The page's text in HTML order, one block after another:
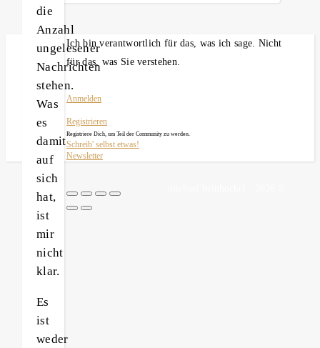
die
Anzahl
ungelesener
Nachrichten
stehen.
Was
es
damit
auf
sich
hat,
ist
mir
nicht
klar.
Es
ist
weder
Ich bin verantwortlich für das, was ich sage. Nicht
für das, was Sie verstehen.
Anmelden
Registrieren
Registriere Dich, um Teil der Community zu werden.
Schreib' selbst etwas!
Newsletter